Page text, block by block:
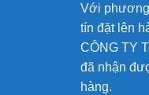
Với phương
tín đặt lên
CÔNG TY
đã nhận
hàng.